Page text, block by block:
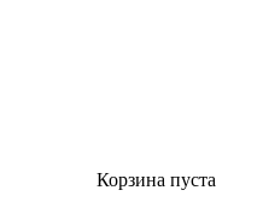
Корзина пуста